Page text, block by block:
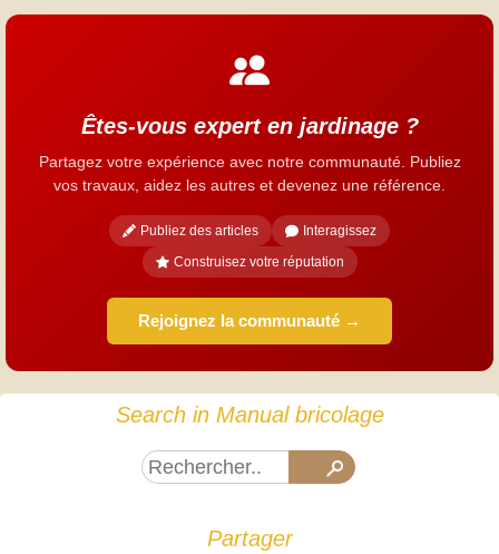
Êtes-vous expert en jardinage ?
Partagez votre expérience avec notre communauté. Publiez
vos travaux, aidez les autres et devenez une référence.
Publiez des articles
Interagissez
Construisez votre réputation
Rejoignez la communauté →
Search in Manual bricolage
Partager